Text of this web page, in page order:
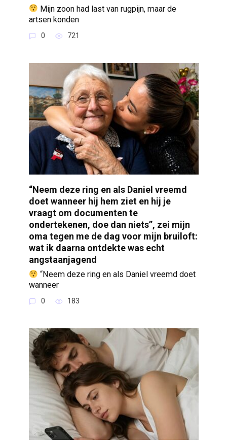
Mijn zoon had last van rugpijn, maar de
artsen konden
0 721
“Neem deze ring en als Daniel vreemd
doet wanneer hij hem ziet en hij je
vraagt om documenten te
ondertekenen, doe dan niets”, zei mijn
oma tegen me de dag voor mijn bruiloft:
wat ik daarna ontdekte was echt
angstaanjagend
“Neem deze ring en als Daniel vreemd doet
wanneer
0 183